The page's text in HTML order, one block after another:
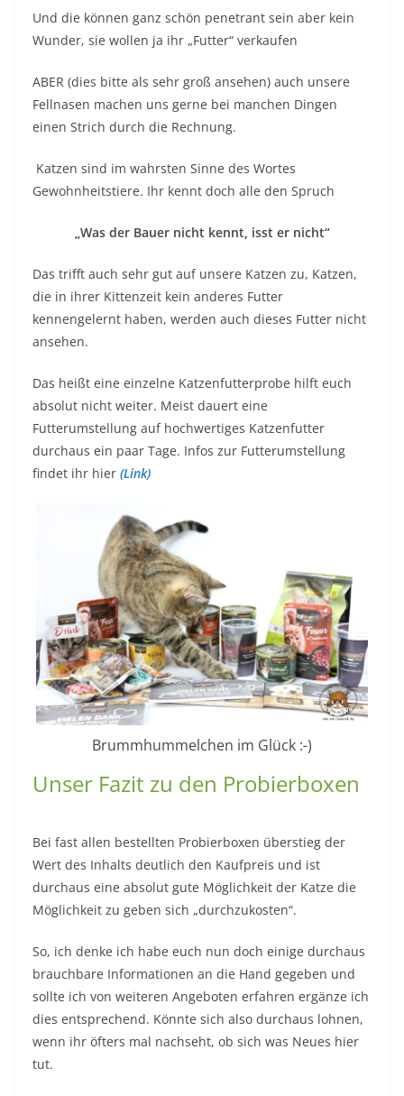
Und die können ganz schön penetrant sein aber kein
Wunder, sie wollen ja ihr „Futter“ verkaufen
ABER (dies bitte als sehr groß ansehen) auch unsere
Fellnasen machen uns gerne bei manchen Dingen
einen Strich durch die Rechnung.
Katzen sind im wahrsten Sinne des Wortes
Gewohnheitstiere. Ihr kennt doch alle den Spruch
„Was der Bauer nicht kennt, isst er nicht“
Das trifft auch sehr gut auf unsere Katzen zu, Katzen,
die in ihrer Kittenzeit kein anderes Futter
kennengelernt haben, werden auch dieses Futter nicht
ansehen.
Das heißt eine einzelne Katzenfutterprobe hilft euch
absolut nicht weiter. Meist dauert eine
Futterumstellung auf hochwertiges Katzenfutter
durchaus ein paar Tage. Infos zur Futterumstellung
findet ihr hier (Link)
Brummhummelchen im Glück :-)
Unser Fazit zu den Probierboxen
Bei fast allen bestellten Probierboxen überstieg der
Wert des Inhalts deutlich den Kaufpreis und ist
durchaus eine absolut gute Möglichkeit der Katze die
Möglichkeit zu geben sich „durchzukosten“.
So, ich denke ich habe euch nun doch einige durchaus
brauchbare Informationen an die Hand gegeben und
sollte ich von weiteren Angeboten erfahren ergänze ich
dies entsprechend. Könnte sich also durchaus lohnen,
wenn ihr öfters mal nachseht, ob sich was Neues hier
tut.